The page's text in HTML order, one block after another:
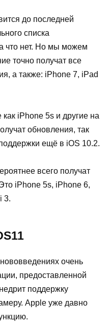
до последней
списка
что нет. Но мы можем
точно получат все
а также: iPhone 7, iPad
iPhone 5s и другие на
обновления, так
ещё в iOS 10.2.
всего получат
iPhone 5s, iPhone 6,
3.
очень
предоставленной
поддержку
Apple уже давно